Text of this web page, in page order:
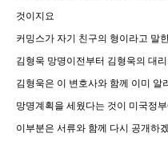
것이지요
커밍스가 자기 친구의 형이라고 말
김형욱 망명이전부터 김형욱의 대
김형욱은 이 변호사와 함께 이미 알
망명계획을 세웠다는 것이 미국정
이부분은 서류와 함께 다시 공개하